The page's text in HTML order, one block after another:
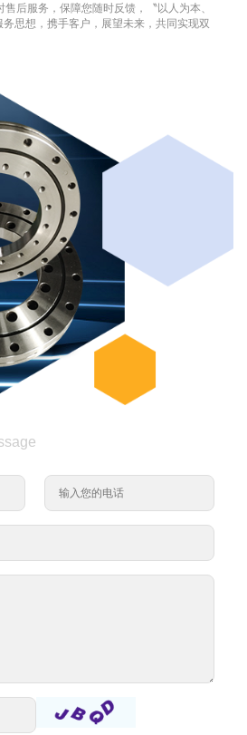
后服务，保障您随时反馈，〝以人为本、
务思想，携手客户，展望未来，共同实现双